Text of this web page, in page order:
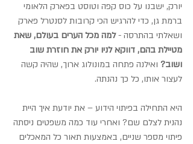
יורק, ישבנו על כוס קפה וטוסט בפארק הלאומי
ברמת גן, כדי להרגיש הכי קרובות לסנטרל פארק
ושאלתי בהתרסה - למה מכל הערים בעולם, שאת
מטיילת בהם, דווקא לניו יורק את חוזרת שוב
ושוב? ואילנה פתחה במונולוג ארוך, שהיה קשה
לעצור אותו, כל כך נהנתה.
היא התחילה בפיתוי הידוע – את יודעת איך היית
נהנית לצלם שם? ואחרי עוד כמה משפטים ניסתה
פיתוי מספר שניים, באמצעות תאור כל המאכלים